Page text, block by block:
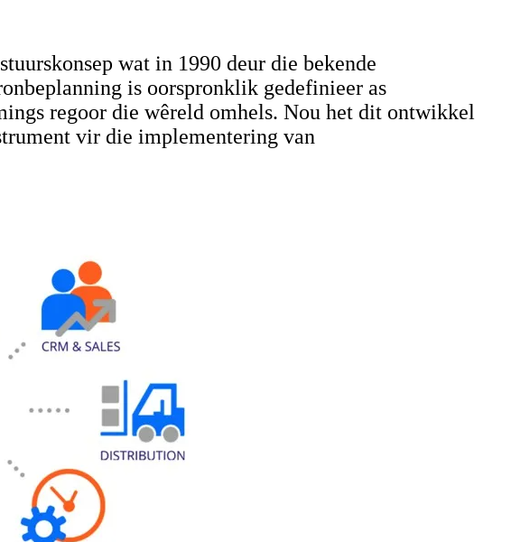
wat in 1990 deur die bekende
is oorspronklik gedefinieer as
regoor die wêreld omhels. Nou het dit ontwikkel
vir die implementering van